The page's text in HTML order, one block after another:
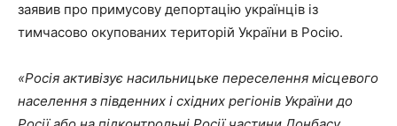
заявив про примусову депортацію українців із
тимчасово окупованих територій України в Росію.
«Росія активізує насильницьке переселення місцевого
населення з південних і східних регіонів України до